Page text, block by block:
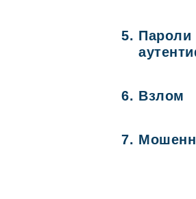
Пароли
Взлом